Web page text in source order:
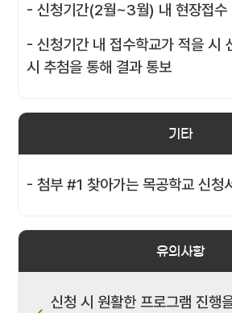
- 신청기간(2월~3월) 내 현장접수
- 신청기간 내 접수학교가 적을 시
시 추첨을 통해 결과 통보
기타
- 첨부 #1 찾아가는 목공학교 신청
유의사항
신청 시 원활한 프로그램 진행